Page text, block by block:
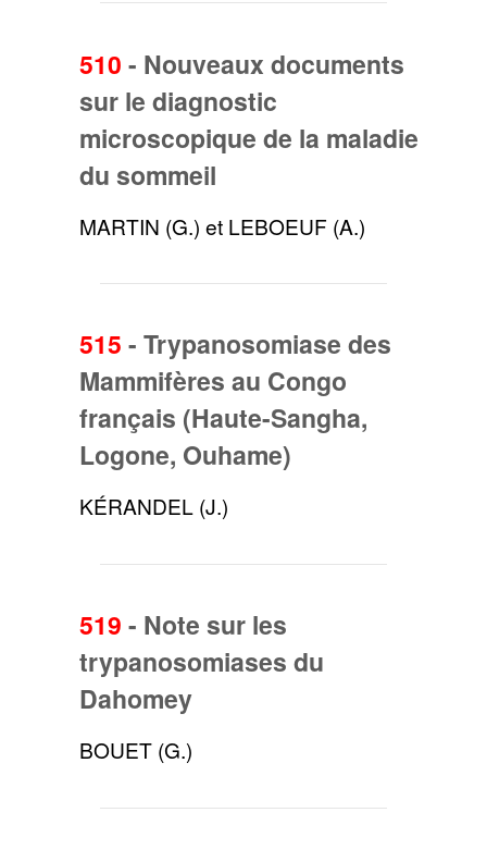
510 - Nouveaux documents
sur le diagnostic
microscopique de la maladie
du sommeil
MARTIN (G.) et LEBOEUF (A.)
515 -Trypanosomiase des
Mammifères au Congo
français (Haute-Sangha,
Logone, Ouhame)
KÉRANDEL (J.)
519 - Note sur les
trypanosomiases du
Dahomey
BOUET (G.)